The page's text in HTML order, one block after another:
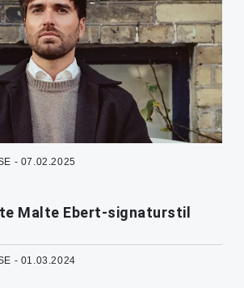
- 07.02.2025
Malte Ebert-signaturstil
- 01.03.2024